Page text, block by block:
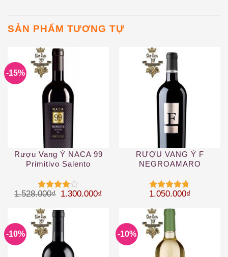
SẢN PHẨM TƯƠNG TỰ
-15%
Rượu Vang Ý NACA 99
Primitivo Salento
Được
45 sao
1.528.000₫ Giá gốc là: 1.528.000₫.
1.300.000₫ Giá hiện tại là: 1.300.000₫.
RƯỢU VANG Ý F
NEGROAMARO
Được xếp
5 sao
1.050.000₫
-10% -10%